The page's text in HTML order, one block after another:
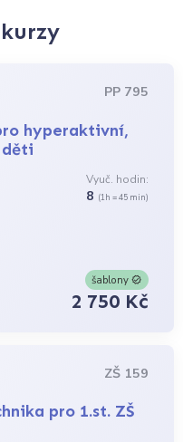
PP 795
hyperaktivní,
Vyuč. hodin:
8 (1h = 45 min)
šablony
2 750 Kč
ZŠ 159
pro 1.st. ZŠ